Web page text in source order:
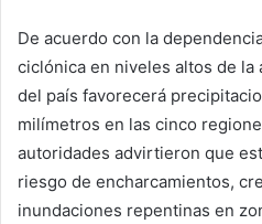
De acuerdo con la
ciclónica en niveles altos de
del país favorecerá
milímetros en las cinco
autoridades advirtieron que
riesgo de encharcamientos,
inundaciones repentinas en